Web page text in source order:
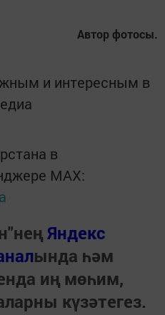
Автор фотосы.
и интересным в
в
MАХ:
Яндекс
ында һәм
иң мөһим,
күзәтегез.